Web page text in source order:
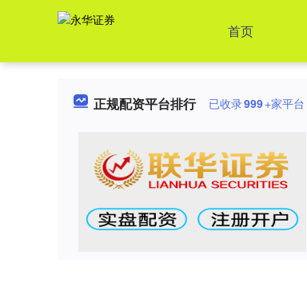
首页
正规配资平台排行 已收录999+家平台